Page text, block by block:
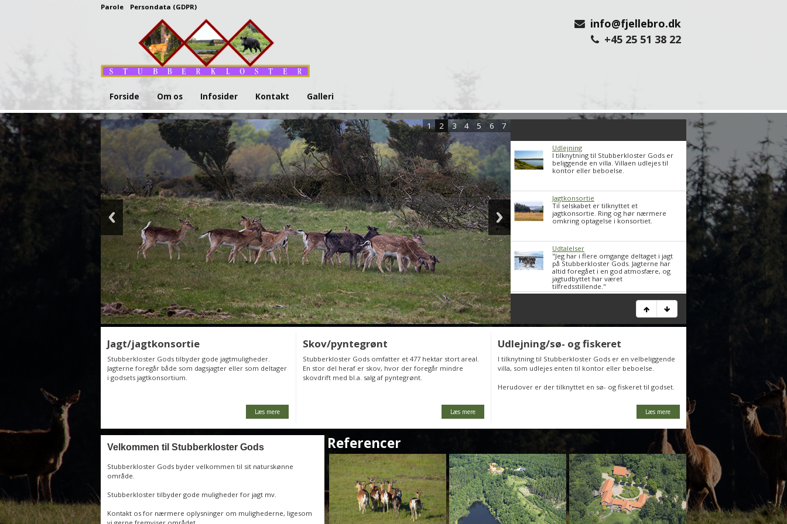
Parole Persondata (GDPR)
info@fjellebro.dk
+45 25 51 38 22
Forside Om os Infosider Kontakt Galleri
1 2 3 4 5 6 7
Udlejning
I tilknytning til Stubberkloster Gods er
beliggende en villa. Villaen udlejes til
kontor eller beboelse.
Jagtkonsortie
Til selskabet er tilknyttet et
jagtkonsortie. Ring og hør nærmere
omkring optagelse i konsortiet.
Udtalelser
"Jeg har i flere omgange deltaget i jagt
på Stubberkloster Gods. Jagterne har
altid foregået i en god atmosfære, og
jagtudbyttet har været
tilfredsstillende."
Jagt/jagtkonsortie
Stubberkloster Gods tilbyder gode jagtmuligheder.
Jagterne foregår både som dagsjagter eller som deltager
i godsets jagtkonsortium.
Læs mere
Skov/pyntegrønt
Stubberkloster Gods omfatter et 477 hektar stort areal.
En stor del heraf er skov, hvor der foregår mindre
skovdrift med bl.a. salg af pyntegrønt.
Læs mere
Udlejning/sø- og fiskeret
I tilknytning til Stubberkloster Gods er en velbeliggende
villa, som udlejes enten til kontor eller beboelse.
Herudover er der tilknyttet en sø- og fiskeret til godset.
Læs mere
Velkommen til Stubberkloster Gods
Stubberkloster Gods byder velkommen til sit naturskønne
område.
Stubberkloster tilbyder gode muligheder for jagt mv.
Kontakt os for nærmere oplysninger om mulighederne, ligesom
Referencer